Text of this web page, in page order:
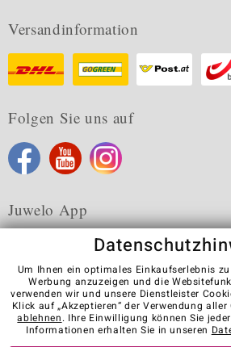
Versandinformation
Folgen Sie uns auf
Juwelo App
Karriere AGB Datenschutz
Kontakt
Vertrag
Visit our stores in other
Um Ihnen ein optimales Einkaufserlebnis
Werbung anzuzeigen und die
verwenden wir und unsere Dienstleister
Klick auf „Akzeptieren“ der Verwendung
ablehnen. Ihre Einwilligung können Sie
Informationen erhalten Sie in unseren